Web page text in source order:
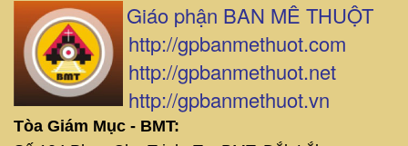
Giáo phận BAN MÊ THUỘT
http://gpbanmethuot.com
http://gpbanmethuot.net
http://gpbanmethuot.vn
Tòa Giám Mục - BMT: